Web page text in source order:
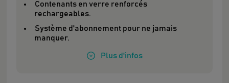
Contenants en verre renforcés
rechargeables.
Système d'abonnement pour ne jamais
manquer.
Plus d'infos